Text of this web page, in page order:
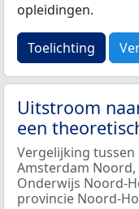
opleidingen.
Toelichting
Uitstroom
een
Vergelijking
Amsterdam
Onderwijs Noord-
provincie Noord-